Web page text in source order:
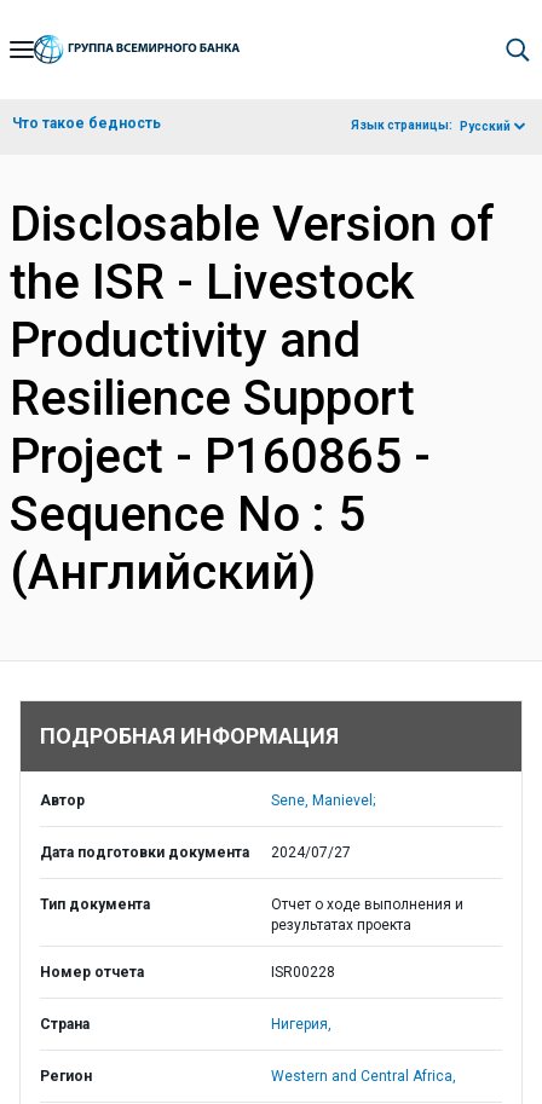
Skip
Navigation
Что такое бедность Язык страницы: Русский
Disclosable Version of
the ISR - Livestock
Productivity and
Resilience Support
Project - P160865 -
Sequence No : 5
(Английский)
ПОДРОБНАЯ ИНФОРМАЦИЯ
Автор Sene, Manievel;
Дата подготовки документа 2024/07/27
Тип документа
Отчет о ходе выполнения и
результатах проекта
Номер отчета ISR00228
Страна Нигерия,
Регион Western and Central Africa,